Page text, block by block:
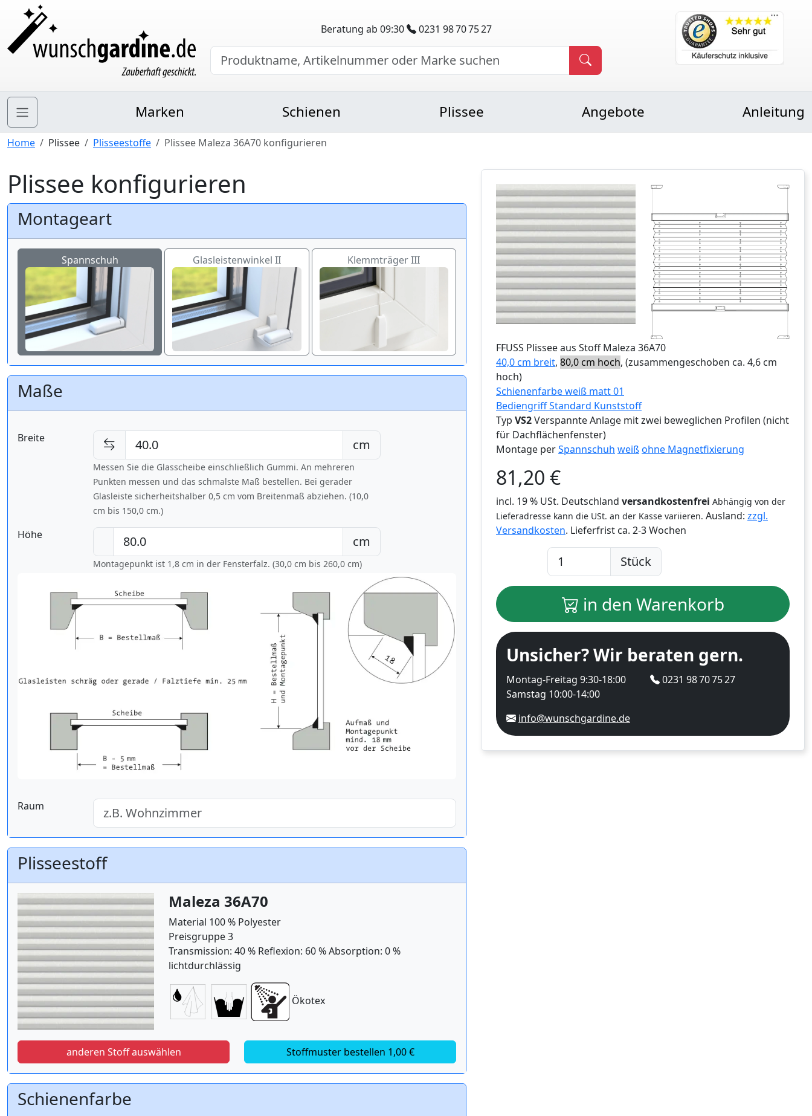
Beratung ab 09:30 0231 98 70 75 27
Marken Schienen Plissee Angebote Anleitung
Home Plissee Plisseestoffe Plissee Maleza 36A70 konfigurieren
Plissee konfigurieren
Montageart
Spannschuh Glasleistenwinkel II Klemmträger III
Maße
Breite cm
Messen Sie die Glasscheibe einschließlich Gummi. An mehreren
Punkten messen und das schmalste Maß bestellen. Bei gerader
Glasleiste sicherheitshalber 0,5 cm vom Breitenmaß abziehen. (10,0
cm bis 150,0 cm.)
Höhe cm
Montagepunkt ist 1,8 cm in der Fensterfalz. (30,0 cm bis 260,0 cm)
Raum
Plisseestoff
Maleza 36A70
Material 100 % Polyester
Preisgruppe 3
Transmission: 40 % Reflexion: 60 % Absorption: 0 %
lichtdurchlässig
Ökotex
anderen Stoff auswählen Stoffmuster bestellen 1,00 €
Schienenfarbe
FFUSS Plissee aus Stoff Maleza 36A70
40,0 cm breit, 80,0 cm hoch, (zusammengeschoben ca. 4,6 cm
hoch)
Schienenfarbe weiß matt 01
Bediengriff Standard Kunststoff
Typ VS2Verspannte Anlage mit zwei beweglichen Profilen (nicht
für Dachflächenfenster)
Montage perSpannschuh weißohne Magnetfixierung
81,20 €
incl. 19 % USt. Deutschland versandkostenfrei Abhängig von der
Lieferadresse kann die USt. an der Kasse variieren. Ausland: zzgl.
Versandkosten. Lieferfrist ca. 2-3 Wochen
Stück
in den Warenkorb
Unsicher? Wir beraten gern.
Montag-Freitag 9:30-18:00
Samstag 10:00-14:00
0231 98 70 75 27
info@wunschgardine.de